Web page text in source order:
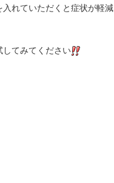
れていただくと症状が軽減
してみてください